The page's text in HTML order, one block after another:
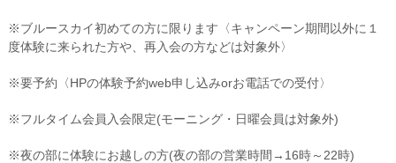
※ブルースカイ初めての方に限ります〈キャンペーン期間以外に１
度体験に来られた方や、再入会の方などは対象外〉
※要予約〈HPの体験予約web申し込みorお電話での受付〉
※フルタイム会員入会限定(モーニング・日曜会員は対象外)
※夜の部に体験にお越しの方(夜の部の営業時間→16時～22時)